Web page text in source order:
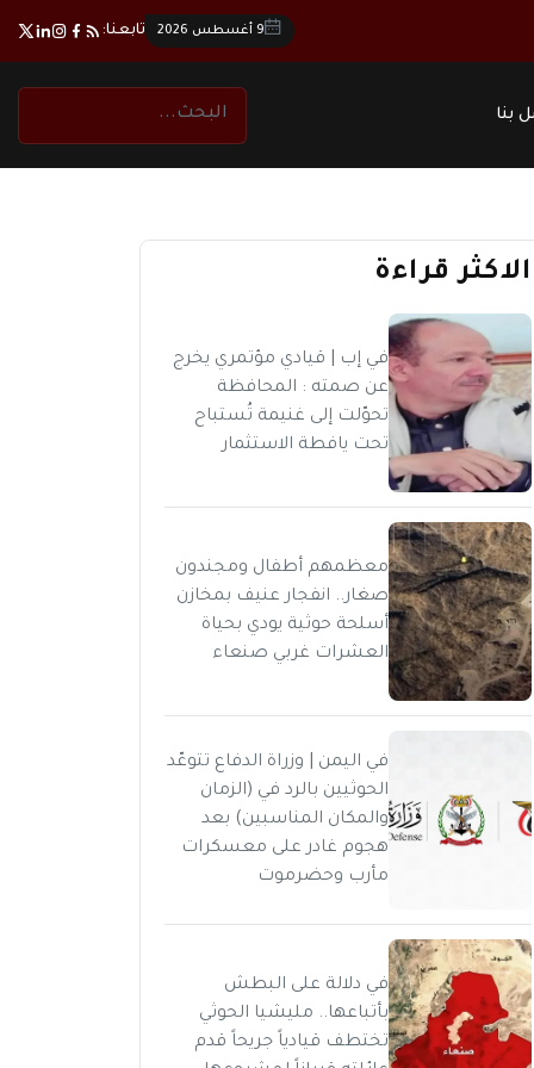
9 أغسطس 2026 تابعنا:
بنا
الاكثر قراءة
في إب | قيادي مؤتمري يخرج
عن صمته : المحافظة
تحوّلت إلى غنيمة تُستباح
تحت يافطة الاستثمار
معظمهم أطفال ومجندون
صغار.. انفجار عنيف بمخازن
أسلحة حوثية يودي بحياة
العشرات غربي صنعاء
في اليمن | وزراة الدفاع تتوعّد
الحوثيين بالرد في (الزمان
والمكان المناسبين) بعد
هجوم غادر على معسكرات
مأرب وحضرموت
في دلالة على البطش
بأتباعها.. مليشيا الحوثي
تختطف قيادياً جريحاً قدم